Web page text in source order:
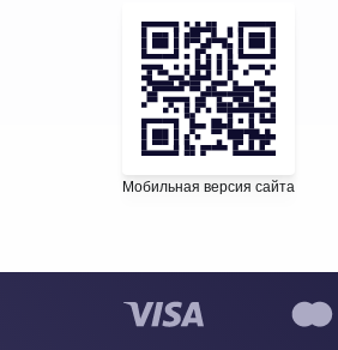
Написать в WhatsApp
Мобильная версия сайта